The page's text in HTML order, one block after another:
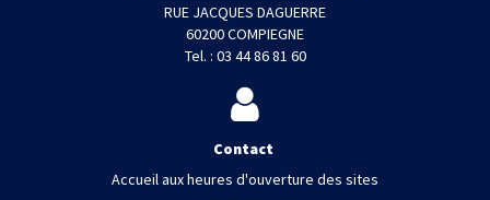
RUE JACQUES DAGUERRE
60200 COMPIEGNE
Tel. : 03 44 86 81 60
Contact
Accueil aux heures d'ouverture des sites